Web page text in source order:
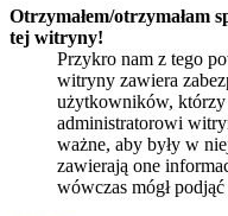
Otrzymałem/otrzymałam
tej witryny!
Przykro nam z tego
witryny zawiera
użytkowników, którzy
administratorowi
ważne, aby były w
zawierają one
wówczas mógł